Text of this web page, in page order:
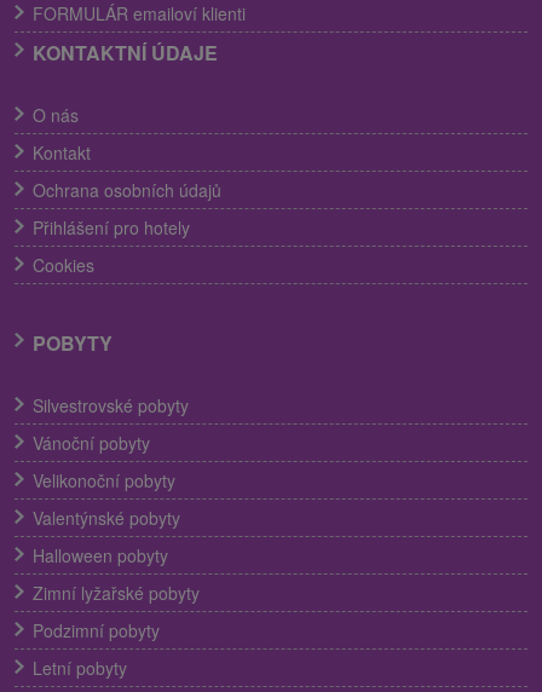
FORMULÁR emailoví klienti
KONTAKTNÍ ÚDAJE
O nás
Kontakt
Ochrana osobních údajů
Přihlášení pro hotely
Cookies
POBYTY
Silvestrovské pobyty
Vánoční pobyty
Velikonoční pobyty
Valentýnské pobyty
Halloween pobyty
Zimní lyžařské pobyty
Podzimní pobyty
Letní pobyty